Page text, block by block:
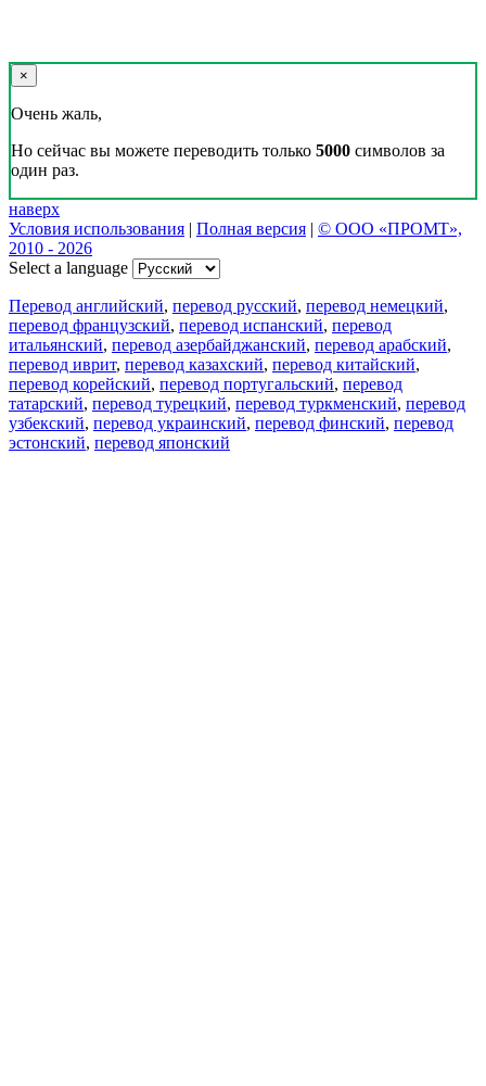
×
Очень жаль,
Но сейчас вы можете переводить только 5000 символов за
один раз.
наверх
Условия использования | Полная версия | © ООО «ПРОМТ»,
2010 - 2026
Select a language
Перевод английский, перевод русский, перевод немецкий,
перевод французский, перевод испанский, перевод
итальянский, перевод азербайджанский, перевод арабский,
перевод иврит, перевод казахский, перевод китайский,
перевод корейский, перевод португальский, перевод
татарский, перевод турецкий, перевод туркменский, перевод
узбекский, перевод украинский, перевод финский, перевод
эстонский, перевод японский